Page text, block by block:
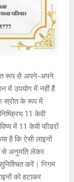
रूप से अपने-अपने
में उपयोग में नहीं हैं
स्रोत के रूप में
11 केवी
में 11 केवी फीडरों
है कि ऐसी लाइनों
से अनुमति लेकर
करें। निगम
को हटाकर